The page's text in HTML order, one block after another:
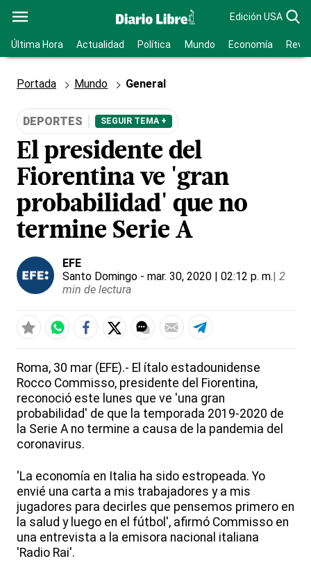
Edición USA
Última Hora Actualidad Política Mundo Economía
Portada Mundo General
DEPORTES SEGUIR TEMA +
El presidente del
Fiorentina ve 'gran
probabilidad' que no
termine Serie A
EFE
Santo Domingo - mar. 30, 2020 | 02:12 p. m.| 2
min de lectura
Roma, 30 mar (EFE).- El ítalo estadounidense
Rocco Commisso, presidente del Fiorentina,
reconoció este lunes que ve 'una gran
probabilidad' de que la temporada 2019-2020 de
la Serie A no termine a causa de la pandemia del
coronavirus.
'La economía en Italia ha sido estropeada. Yo
envié una carta a mis trabajadores y a mis
jugadores para decirles que pensemos primero en
la salud y luego en el fútbol', afirmó Commisso en
una entrevista a la emisora nacional italiana
'Radio Rai'.